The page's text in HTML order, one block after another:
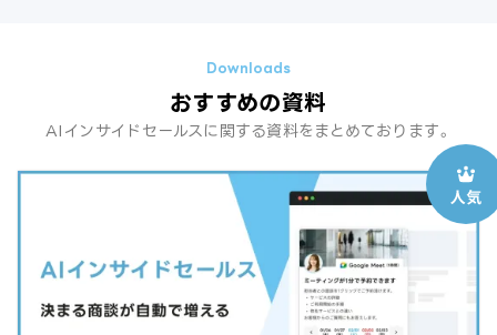
おすすめの資料
AIインサイドセールスに関する資料をまとめております。